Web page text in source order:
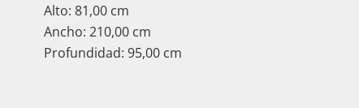
Alto: 81,00 cm
Ancho: 210,00 cm
Profundidad: 95,00 cm